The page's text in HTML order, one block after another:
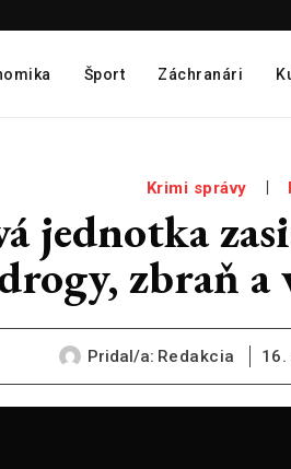
Šport Záchranári
Krimi správy
jednotka
zbraň
Pridal/a: Redakcia